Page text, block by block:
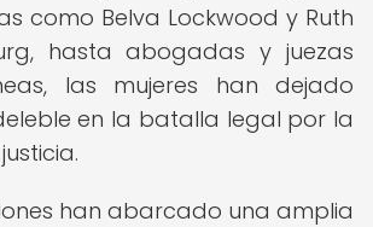
como Belva Lockwood y Ruth
hasta abogadas y juezas
las mujeres han dejado
en la batalla legal por la
han abarcado una amplia